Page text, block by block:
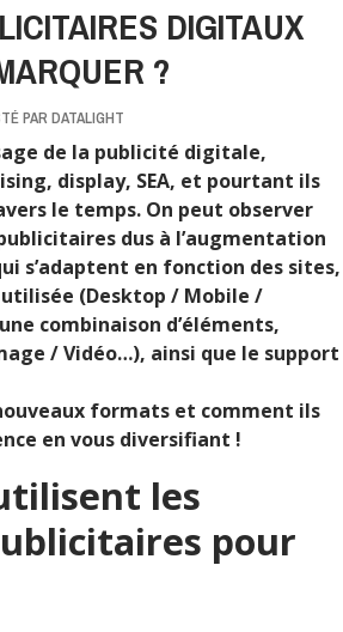
DIGITAUX
?
PARDATALIGHT
de la publicité digitale,
display, SEA, et pourtant ils
le temps. On peut observer
dus à l’augmentation
s’adaptent en fonction des sites,
utilisée (Desktop / Mobile /
combinaison d’éléments,
/ Vidéo…), ainsi que le support
formats et comment ils
en vous diversifiant !
les
pour